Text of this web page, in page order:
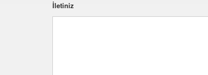
İletiniz